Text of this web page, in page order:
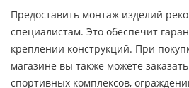
Предоставить монтаж изделий
специалистам. Это обеспечит
креплении конструкций. При
магазине вы также можете
спортивных комплексов,